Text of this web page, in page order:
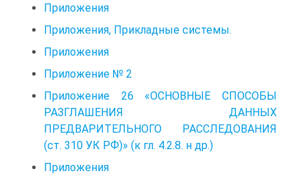
Приложения
Приложения, Прикладные системы.
Приложения
Приложение № 2
Приложение 26 «ОСНОВНЫЕ СПОСОБЫ
РАЗГЛАШЕНИЯ ДАННЫХ
ПРЕДВАРИТЕЛЬНОГО РАССЛЕДОВАНИЯ
(ст. 310 УК РФ)» (к гл. 4.2.8. н др.)
Приложения